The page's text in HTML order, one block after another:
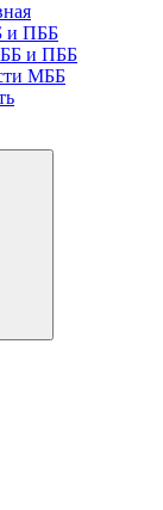
и ПББ
и ПББ
МББ